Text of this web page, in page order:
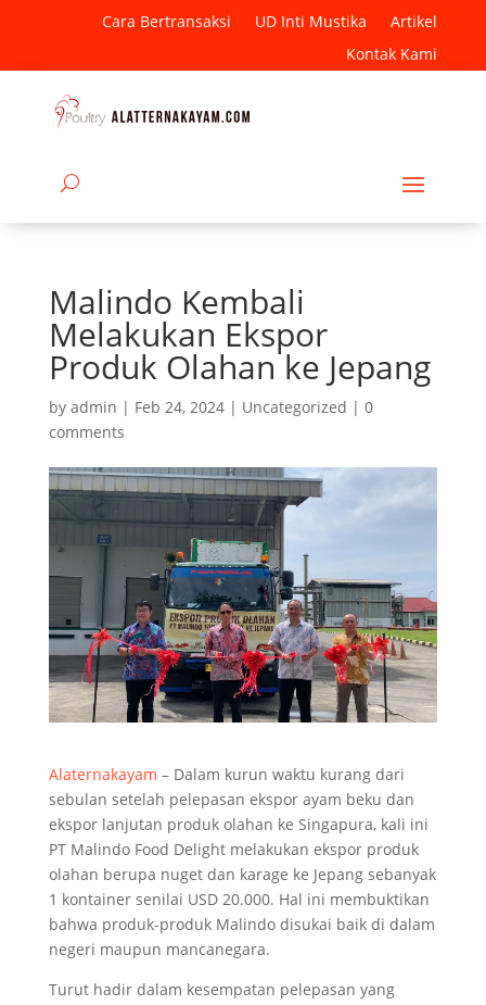
Cara Bertransaksi UD Inti Mustika
Artikel
Kontak Kami
Malindo Kembali
Melakukan Ekspor
Produk Olahan ke Jepang
by admin | Feb 24, 2024| Uncategorized | 0
comments
Alaternakayam – Dalam kurun waktu kurang dari
sebulan setelah pelepasan ekspor ayam beku dan
ekspor lanjutan produk olahan ke Singapura, kali ini
PT Malindo Food Delight melakukan ekspor produk
olahan berupa nuget dan karage ke Jepang sebanyak
1 kontainer senilai USD 20.000. Hal ini membuktikan
bahwa produk-produk Malindo disukai baik di dalam
negeri maupun mancanegara.
Turut hadir dalam kesempatan pelepasan yang